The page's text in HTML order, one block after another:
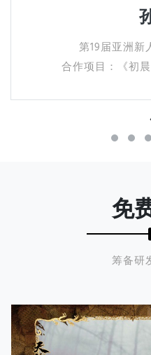
第14届MAHB
合作项目：《
免
筹备研